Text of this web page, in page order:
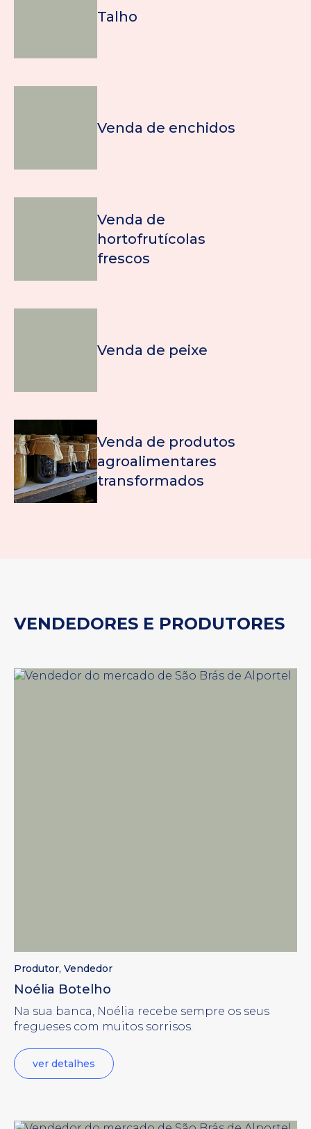
Talho
Venda de enchidos
Venda de
hortofrutícolas
frescos
Venda de peixe
Venda de produtos
agroalimentares
transformados
VENDEDORES E PRODUTORES
Produtor, Vendedor
Noélia Botelho
Na sua banca, Noélia recebe sempre os seus
fregueses com muitos sorrisos.
ver detalhes